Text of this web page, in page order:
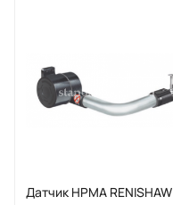
Датчик HPMA RENISHAW